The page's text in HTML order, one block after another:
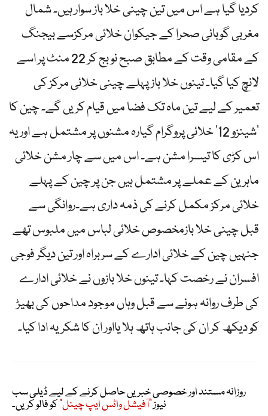
کردیا گیا ہے اس میں تین چینی خلا باز سوار ہیں۔ شمال
مغربی گوبائی صحرا کے جیکوان خلائی مرکزسے بیجنگ
کے مقامی وقت کے مطابق صبح نو بج کر 22 منٹ پر اسے
لانچ کیا گیا۔ تینوں خلا باز پہلے چینی خلائی مرکز کی
تعمیر کے لیے تین ماہ تک فضا میں قیام کریں گے۔ چین کا
‘شینزو 12’ خلائی پروگرام گیارہ مشنوں پر مشتمل ہے اور یہ
اس کڑی کا تیسرا مشن ہے۔ اس میں سے چار مشن خلائی
ماہرین کے عملے پر مشتمل ہیں جن پر چین کے پہلے
خلائی مرکز مکمل کرنے کی ذمہ داری ہے۔روانگی سے
قبل چینی خلا بازمخصوص خلائی لباس میں ملبوس تھے
جنہیں چین کے خلائی ادارے کے سربراہ اور تین دیگر فوجی
افسران نے رخصت کہا۔ تینوں خلا بازوں نے خلائی ادارے
کی طرف روانہ ہونے سے قبل وہاں موجود مداحوں کی بھیڑ
کو دیکھ کر ان کی جانب ہاتھ ہلا یااور ان کا شکریہ ادا کیا۔
روزانہ مستند اور خصوصی خبریں حاصل کرنے کے لیے ڈیلی سب
نیوز"آفیشل واٹس ایپ چینل"کو فالو کریں۔